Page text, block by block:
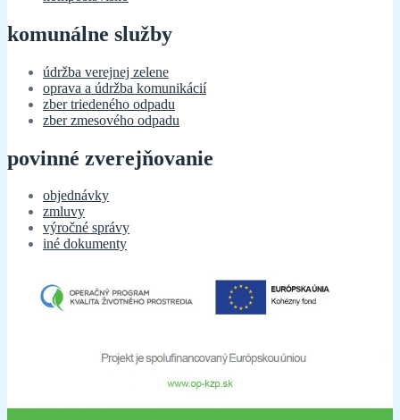
komunálne služby
údržba verejnej zelene
oprava a údržba komunikácií
zber triedeného odpadu
zber zmesového odpadu
povinné zverejňovanie
objednávky
zmluvy
výročné správy
iné dokumenty